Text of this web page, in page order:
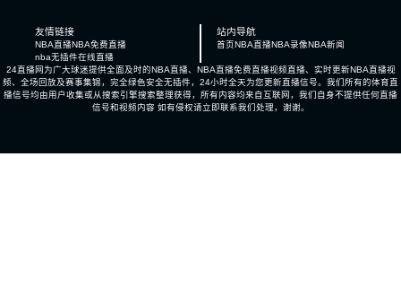
友情链接
NBA直播NBA免费直播
nba无插件在线直播
站内导航
首页NBA直播NBA录像NBA新闻
24直播网为广大球迷提供全面及时的NBA直播、NBA直播免费直播视频直播、实时更新NBA直播视
频、全场回放及赛事集锦，完全绿色安全无插件，24小时全天为您更新直播信号。我们所有的体育直
播信号均由用户收集或从搜索引擎搜索整理获得，所有内容均来自互联网，我们自身不提供任何直播
信号和视频内容 如有侵权请立即联系我们处理，谢谢。